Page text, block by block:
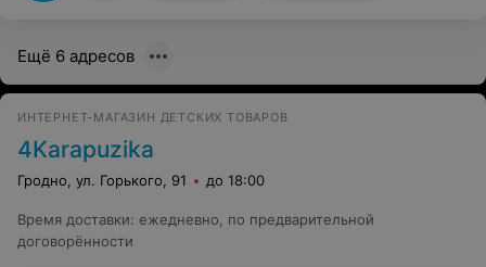
то советовать - нет. Меняйте подход к клиенту. Мало
У меня этого желания нет.
Ещё 6 адресов
ИНТЕРНЕТ-МАГАЗИН ДЕТСКИХ ТОВАРОВ
4Karapuzika
Гродно, ул. Горького, 91 до 18:00
Время доставки: ежедневно, по предварительной
договорённости